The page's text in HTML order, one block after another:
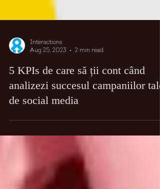
Aug 25, 2023
2 min read
5 KPIs de care să ții cont când
analizezi succesul campaniilor tale
de social media